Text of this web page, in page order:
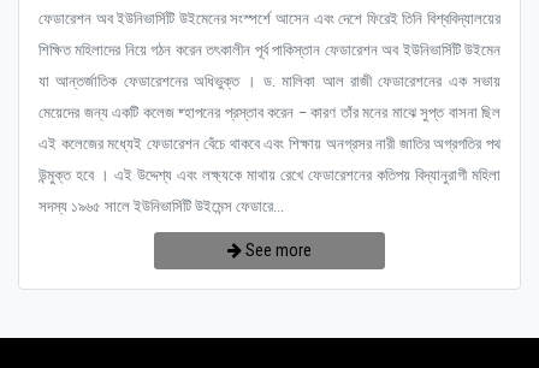
ফেডারেশন অব ইউনিভার্সিটি উইমেনের সংস্পর্শে আসেন এবং দেশে ফিরেই তিনি বিশ্ববিদ্যালয়ের
শিক্ষিত মহিলাদের নিয়ে গঠন করেন তৎকালীন পূর্ব পাকিস্তান ফেডারেশন অব ইউনিভার্সিটি উইমেন
যা আন্তর্জাতিক ফেডারেশনের অধিভুক্ত । ড. মালিকা আল রাজী ফেডারেশনের এক সভায়
মেয়েদের জন্য একটি কলেজ ষ্হাপনের প্রস্তাব করেন – কারণ তাঁর মনের মাঝে সুপ্ত বাসনা ছিল
এই কলেজের মধ্যেই ফেডারেশন বেঁচে থাকবে এবং শিক্ষায় অনগ্রসর নারী জাতির অগ্রগতির পথ
উন্মুক্ত হবে । এই উদ্দেশ্য এবং লক্ষ্যকে মাথায় রেখে ফেডারেশনের কতিপয় বিদ্যানুরাগী মহিলা
সদস্য ১৯৬৫ সালে ইউনিভার্সিটি উইমেন্স ফেডারে...
See more